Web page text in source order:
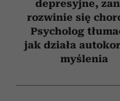
depresyjne,
rozwinie się
Psycholog
jak działa
myślenia